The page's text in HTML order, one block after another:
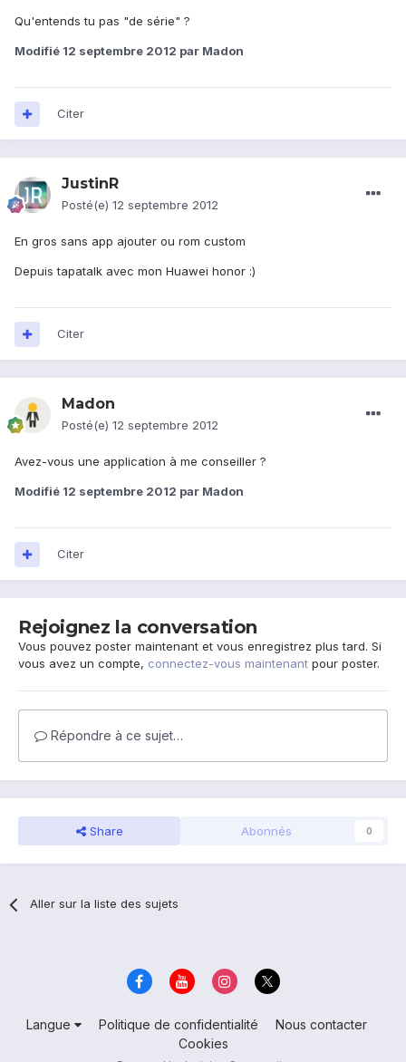
Qu'entends tu pas "de série" ?
Modifié 12 septembre 2012 par Madon
Citer
JustinR
Posté(e) 12 septembre 2012
En gros sans app ajouter ou rom custom
Depuis tapatalk avec mon Huawei honor :)
Citer
Madon
Posté(e) 12 septembre 2012
Avez-vous une application à me conseiller ?
Modifié 12 septembre 2012 par Madon
Citer
Rejoignez la conversation
Vous pouvez poster maintenant et vous enregistrez plus tard. Si
vous avez un compte, connectez-vous maintenant pour poster.
Répondre à ce sujet…
Share Abonnés 0
Aller sur la liste des sujets
Langue Politique de confidentialité
Nous contacter
Cookies